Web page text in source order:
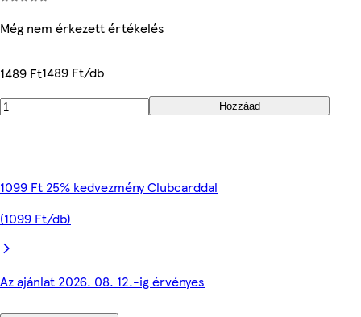
Még nem érkezett értékelés
1489 Ft1489 Ft/db
Hozzáad
1099 Ft 25% kedvezmény Clubcarddal
(1099 Ft/db)
Az ajánlat 2026. 08. 12.-ig érvényes